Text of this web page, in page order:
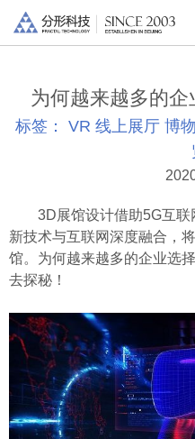
为何越来越多的企
标签： VR 线上展厅 博
3D展馆设计借助5G互联
新技术与互联网深度融合，
馆。为何越来越多的企业选
去探秘！